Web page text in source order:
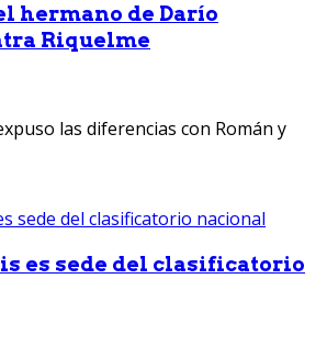
hermano de Darío
Riquelme
las diferencias con Román y
es sede del clasificatorio